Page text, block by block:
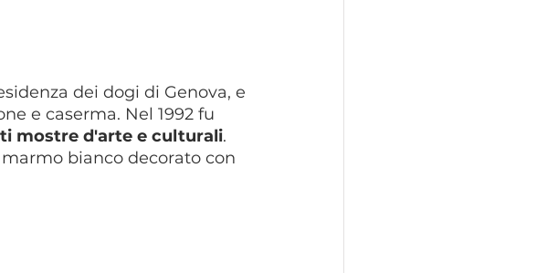
dei dogi di Genova, e
e caserma. Nel 1992 fu
mostre d'arte e culturali.
bianco decorato con